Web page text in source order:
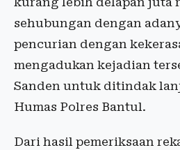
sehubungan dengan
pencurian dengan
mengadukan kejadian
Sanden untuk ditindak
Humas Polres Bantul.
Dari hasil pemeriksaan